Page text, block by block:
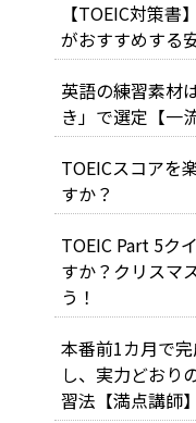
【TOEIC対策
がおすすめする
英語の練習素材
き」で選定【一
TOEICスコアを
すか？
TOEIC Part 5ク
すか？クリスマ
う！
本番前1カ月で
し、実力どおり
習法【満点講師】